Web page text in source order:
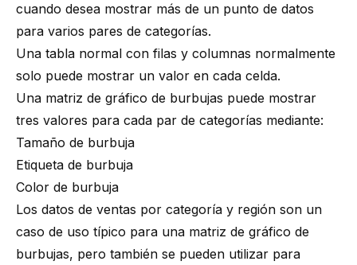
cuando desea mostrar más de un punto de datos
para varios pares de categorías.
Una tabla normal con filas y columnas normalmente
solo puede mostrar un valor en cada celda.
Una matriz de gráfico de burbujas puede mostrar
tres valores para cada par de categorías mediante:
Tamaño de burbuja
Etiqueta de burbuja
Color de burbuja
Los datos de ventas por categoría y región son un
caso de uso típico para una matriz de gráfico de
burbujas, pero también se pueden utilizar para